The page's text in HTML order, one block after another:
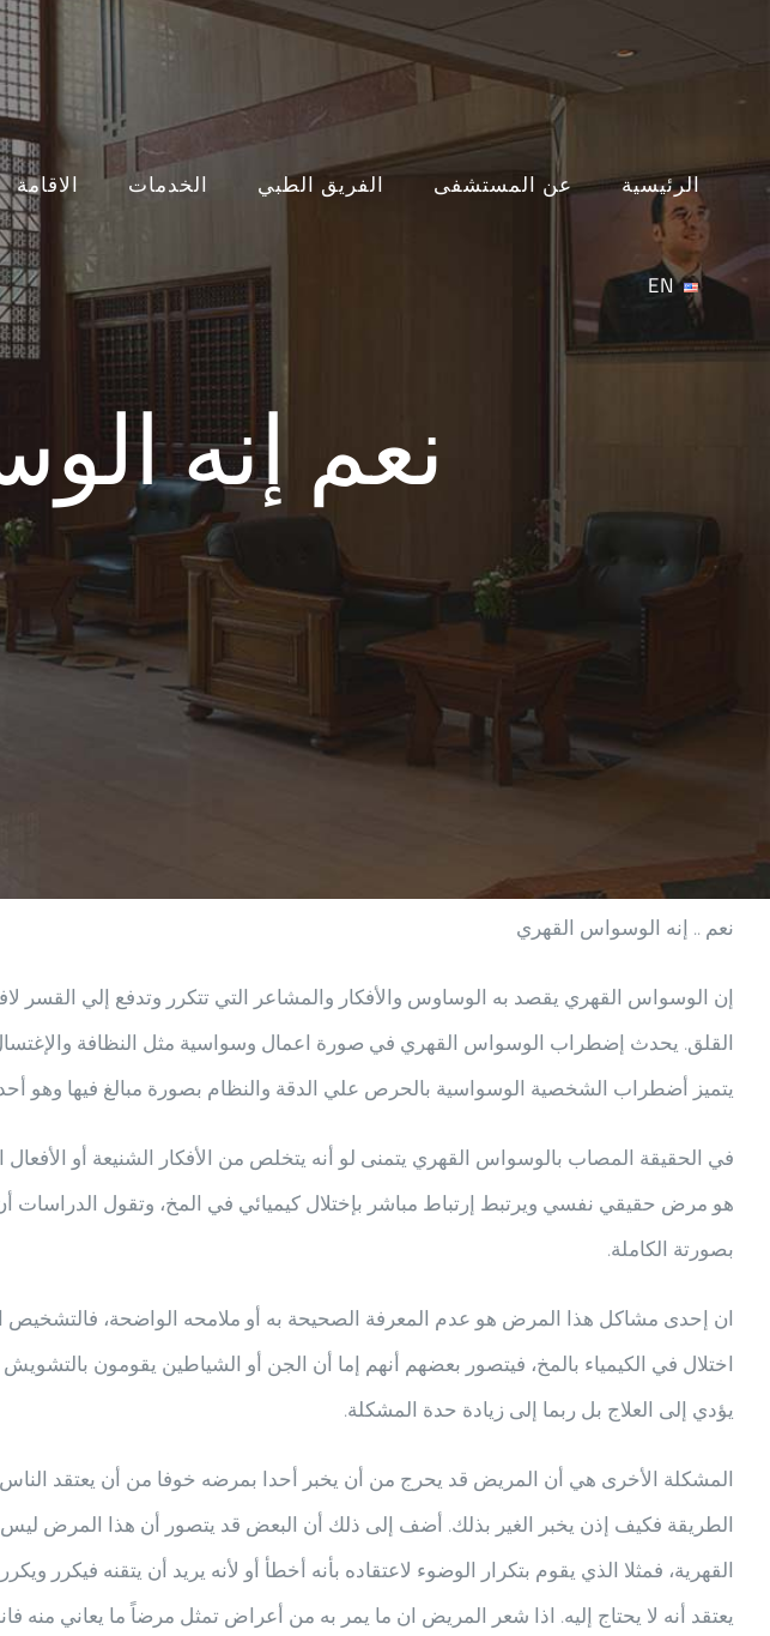
content
الرئيسية
عن المستشفى الفريق الطبي الخدمات الاقامة
EN
نعم إنه
نعم .. إنه الوسواس القهري
إن الوسواس القهري يقصد به الوساوس والأفكار والمشاعر التي تتكرر وتدفع إلي القسر
القلق. يحدث إضطراب الوسواس القهري في صورة اعمال وسواسية مثل النظافة
يتميز أضطراب الشخصية الوسواسية بالحرص علي الدقة والنظام بصورة مبالغ فيها وهو
في الحقيقة المصاب بالوسواس القهري يتمنى لو أنه يتخلص من الأفكار الشنيعة أو
هو مرض حقيقي نفسي ويرتبط إرتباط مباشر بإختلال كيميائي في المخ، وتقول
بصورتة الكاملة.
ان إحدى مشاكل هذا المرض هو عدم المعرفة الصحيحة به أو ملامحه الواضحة،
اختلال في الكيمياء بالمخ، فيتصور بعضهم أنهم إما أن الجن أو الشياطين يقومون
يؤدي إلى العلاج بل ربما إلى زيادة حدة المشكلة.
المشكلة الأخرى هي أن المريض قد يحرج من أن يخبر أحدا بمرضه خوفا من أن يعتقد
الطريقة فكيف إذن يخبر الغير بذلك. أضف إلى ذلك أن البعض قد يتصور أن هذا المرض
القهرية، فمثلا الذي يقوم بتكرار الوضوء لاعتقاده بأنه أخطأ أو لأنه يريد أن يتقنه فيكرر
يعتقد أنه لا يحتاج إليه. اذا شعر المريض ان ما يمر به من أعراض تمثل مرضاً ما يعاني